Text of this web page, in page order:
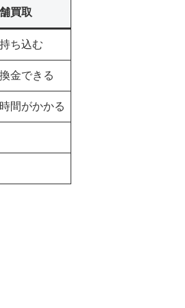
買取
ち込む
金できる
間がかかる